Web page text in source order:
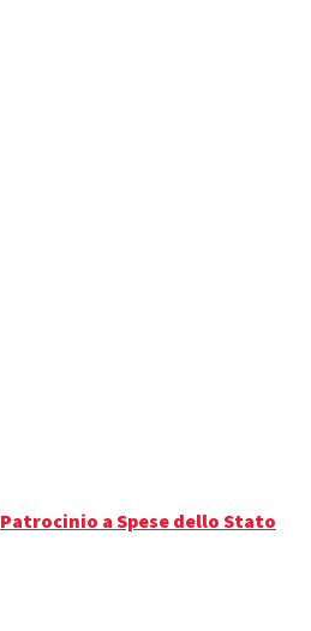
Patrocinio a Spese dello Stato